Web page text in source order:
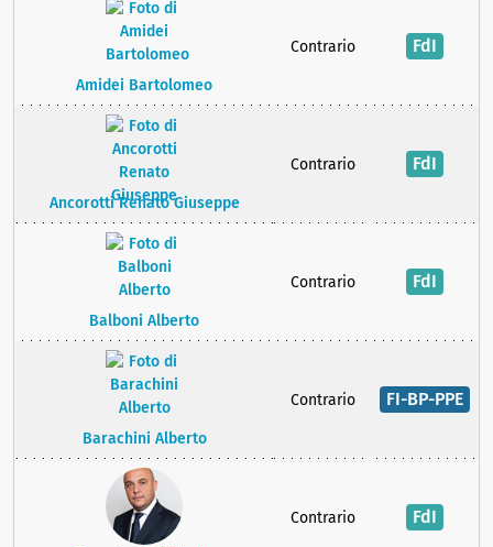
Amidei Bartolomeo
Contrario FdI
Ancorotti Renato Giuseppe
Contrario FdI
Balboni Alberto
Contrario FdI
Barachini Alberto
Contrario FI-BP-PPE
Contrario FdI